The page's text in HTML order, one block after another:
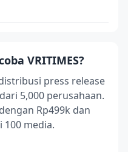
VRITIMES?
press release
5,000 perusahaan.
Rp499k dan
100 media.